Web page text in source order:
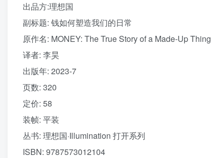
出品方:理想国
副标题: 钱如何塑造我们的日常
原作名: MONEY: The True Story of a Made-Up Thing
译者: 李昊
出版年: 2023-7
页数: 320
定价: 58
装帧: 平装
丛书: 理想国·Illumination 打开系列
ISBN: 9787573012104